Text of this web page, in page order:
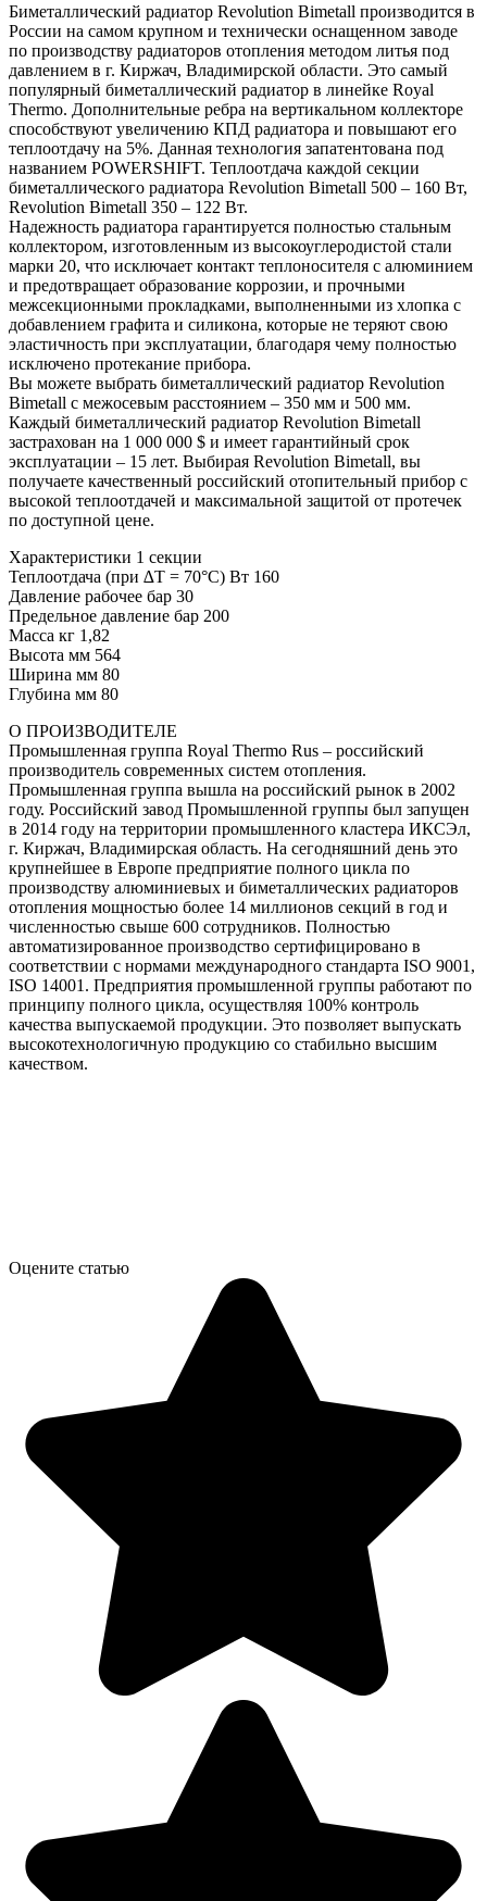
Биметаллический радиатор Revolution Bimetall производится в
России на самом крупном и технически оснащенном заводе
по производству радиаторов отопления методом литья под
давлением в г. Киржач, Владимирской области. Это самый
популярный биметаллический радиатор в линейке Royal
Thermo. Дополнительные ребра на вертикальном коллекторе
способствуют увеличению КПД радиатора и повышают его
теплоотдачу на 5%. Данная технология запатентована под
названием POWERSHIFT. Теплоотдача каждой секции
биметаллического радиатора Revolution Bimetall 500 – 160 Вт,
Revolution Bimetall 350 – 122 Вт.
Надежность радиатора гарантируется полностью стальным
коллектором, изготовленным из высокоуглеродистой стали
марки 20, что исключает контакт теплоносителя с алюминием
и предотвращает образование коррозии, и прочными
межсекционными прокладками, выполненными из хлопка с
добавлением графита и силикона, которые не теряют свою
эластичность при эксплуатации, благодаря чему полностью
исключено протекание прибора.
Вы можете выбрать биметаллический радиатор Revolution
Bimetall с межосевым расстоянием – 350 мм и 500 мм.
Каждый биметаллический радиатор Revolution Bimetall
застрахован на 1 000 000 $ и имеет гарантийный срок
эксплуатации – 15 лет. Выбирая Revolution Bimetall, вы
получаете качественный российский отопительный прибор с
высокой теплоотдачей и максимальной защитой от протечек
по доступной цене.
Характеристики 1 секции
Теплоотдача (при ∆T = 70°C) Вт 160
Давление рабочее бар 30
Предельное давление бар 200
Масса кг 1,82
Высота мм 564
Ширина мм 80
Глубина мм 80
О ПРОИЗВОДИТЕЛЕ
Промышленная группа Royal Thermo Rus – российский
производитель современных систем отопления.
Промышленная группа вышла на российский рынок в 2002
году. Российский завод Промышленной группы был запущен
в 2014 году на территории промышленного кластера ИКСЭл,
г. Киржач, Владимирская область. На сегодняшний день это
крупнейшее в Европе предприятие полного цикла по
производству алюминиевых и биметаллических радиаторов
отопления мощностью более 14 миллионов секций в год и
численностью свыше 600 сотрудников. Полностью
автоматизированное производство сертифицировано в
соответствии с нормами международного стандарта ISO 9001,
ISO 14001. Предприятия промышленной группы работают по
принципу полного цикла, осуществляя 100% контроль
качества выпускаемой продукции. Это позволяет выпускать
высокотехнологичную продукцию со стабильно высшим
качеством.
Оцените статью